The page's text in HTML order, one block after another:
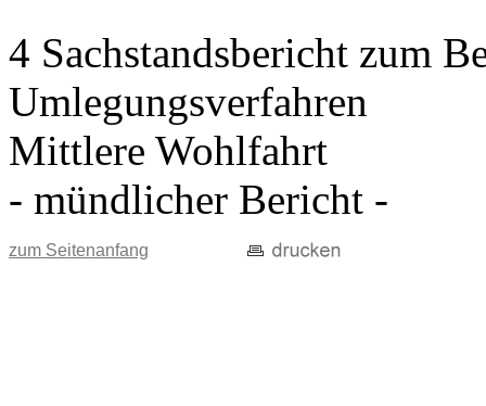
4 Sachstandsbericht zum
Umlegungsverfahren
Mittlere Wohlfahrt
- mündlicher Bericht -
zum Seitenanfang